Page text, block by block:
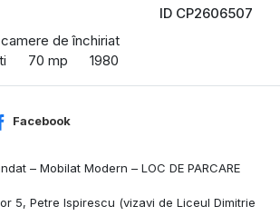
ID CP2606507
de închiriat
70 mp 1980
Facebook
– Mobilat Modern – LOC DE PARCARE
5, Petre Ispirescu (vizavi de Liceul Dimitrie